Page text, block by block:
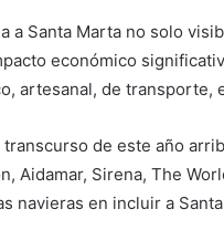
a Santa Marta no solo
económico
artesanal, de transporte,
de este año
Aidamar, Sirena, The
navieras en incluir a